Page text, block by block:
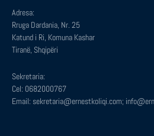
Adresa:
Rruga Dardania, Nr. 25
Katund i Ri, Komuna Kashar
Tiranë, Shqipëri
Sekretaria:
Cel: 0682000767
Email: sekretaria@ernestkoliqi.com;